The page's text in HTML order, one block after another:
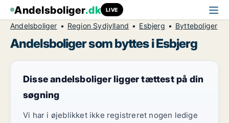
Andelsboliger.dk LIVE
Andelsboliger Region Sydjylland Esbjerg Bytteboliger
Andelsboliger som byttes i Esbjerg
Disse andelsboliger ligger tættest på din
søgning
Vi har i øjeblikket ikke registreret nogen ledige